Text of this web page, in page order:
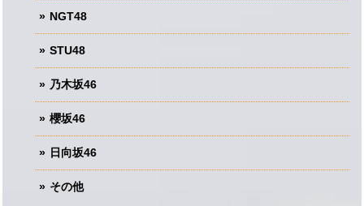
NGT48
STU48
乃木坂46
櫻坂46
日向坂46
その他